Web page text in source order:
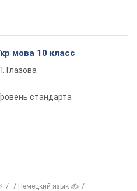
мова 10 класс
Глазова
стандарта
Немецкий язык ✍